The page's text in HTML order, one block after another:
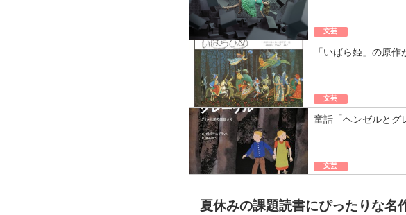
文芸
「いばら姫」の原
文芸
童話「ヘンゼルとグ
文芸
夏休みの課題読書にぴったりな名